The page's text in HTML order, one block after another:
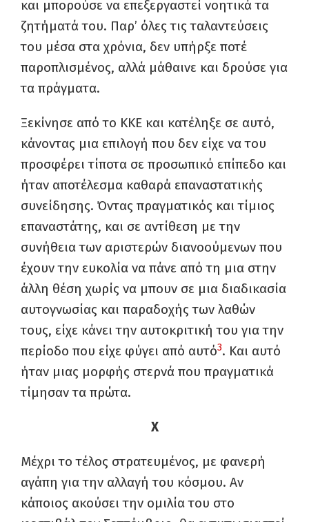
και μπορούσε να επεξεργαστεί νοητικά τα
ζητήματά του. Παρ’ όλες τις ταλαντεύσεις
του μέσα στα χρόνια, δεν υπήρξε ποτέ
παροπλισμένος, αλλά μάθαινε και δρούσε για
τα πράγματα.
Ξεκίνησε από το ΚΚΕ και κατέληξε σε αυτό,
κάνοντας μια επιλογή που δεν είχε να του
προσφέρει τίποτα σε προσωπικό επίπεδο και
ήταν αποτέλεσμα καθαρά επαναστατικής
συνείδησης. Όντας πραγματικός και τίμιος
επαναστάτης, και σε αντίθεση με την
συνήθεια των αριστερών διανοούμενων που
έχουν την ευκολία να πάνε από τη μια στην
άλλη θέση χωρίς να μπουν σε μια διαδικασία
αυτογνωσίας και παραδοχής των λαθών
τους, είχε κάνει την αυτοκριτική του για την
περίοδο που είχε φύγει από αυτό3. Και αυτό
ήταν μιας μορφής στερνά που πραγματικά
τίμησαν τα πρώτα.
Χ
Μέχρι το τέλος στρατευμένος, με φανερή
αγάπη για την αλλαγή του κόσμου. Αν
κάποιος ακούσει την ομιλία του στο